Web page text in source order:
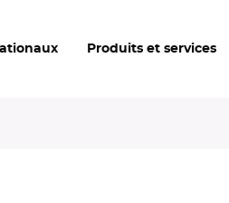
Produits et services